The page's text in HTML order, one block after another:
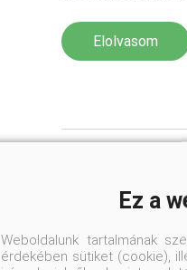
Elolvasom
Ez a
Weboldalunk tartalmának
érdekében sütiket (cookie),